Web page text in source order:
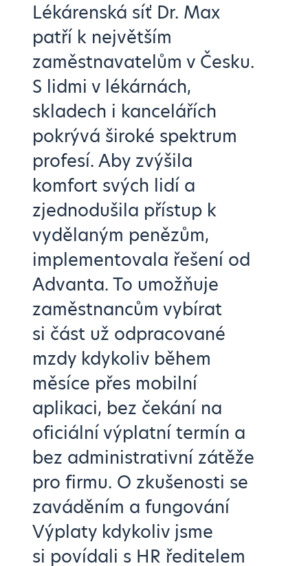
Lékárenská síť Dr. Max
patří k největším
zaměstnavatelům v Česku.
S lidmi v lékárnách,
skladech i kancelářích
pokrývá široké spektrum
profesí. Aby zvýšila
komfort svých lidí a
zjednodušila přístup k
vydělaným penězům,
implementovala řešení od
Advanta. To umožňuje
zaměstnancům vybírat
si část už odpracované
mzdy kdykoliv během
měsíce přes mobilní
aplikaci, bez čekání na
oficiální výplatní termín a
bez administrativní zátěže
pro firmu. O zkušenosti se
zaváděním a fungování
Výplaty kdykoliv jsme
si povídali s HR ředitelem